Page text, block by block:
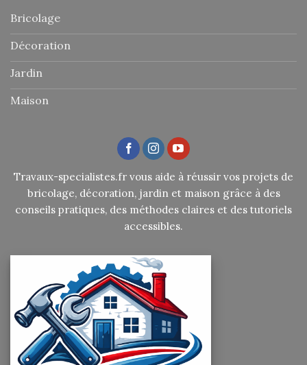
Bricolage
Décoration
Jardin
Maison
Travaux-specialistes.fr vous aide à réussir vos projets de
bricolage, décoration, jardin et maison grâce à des
conseils pratiques, des méthodes claires et des tutoriels
accessibles.